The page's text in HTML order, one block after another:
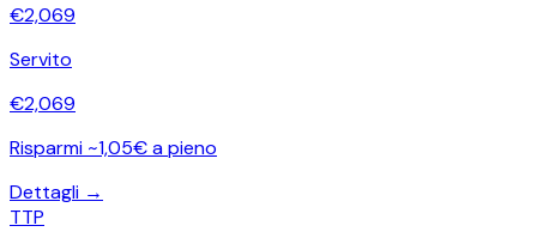
€2,069
Servito
€2,069
Risparmi ~1,05€ a pieno
Dettagli →
TTP